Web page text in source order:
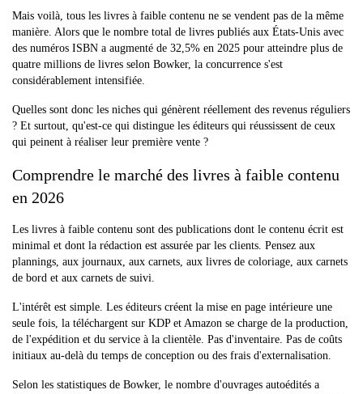
Mais voilà, tous les livres à faible contenu ne se vendent pas de la même
manière. Alors que le nombre total de livres publiés aux États-Unis avec
des numéros ISBN a augmenté de 32,5% en 2025 pour atteindre plus de
quatre millions de livres selon Bowker, la concurrence s'est
considérablement intensifiée.
Quelles sont donc les niches qui génèrent réellement des revenus réguliers
? Et surtout, qu'est-ce qui distingue les éditeurs qui réussissent de ceux
qui peinent à réaliser leur première vente ?
Comprendre le marché des livres à faible contenu
en 2026
Les livres à faible contenu sont des publications dont le contenu écrit est
minimal et dont la rédaction est assurée par les clients. Pensez aux
plannings, aux journaux, aux carnets, aux livres de coloriage, aux carnets
de bord et aux carnets de suivi.
L'intérêt est simple. Les éditeurs créent la mise en page intérieure une
seule fois, la téléchargent sur KDP et Amazon se charge de la production,
de l'expédition et du service à la clientèle. Pas d'inventaire. Pas de coûts
initiaux au-delà du temps de conception ou des frais d'externalisation.
Selon les statistiques de Bowker, le nombre d'ouvrages autoédités a